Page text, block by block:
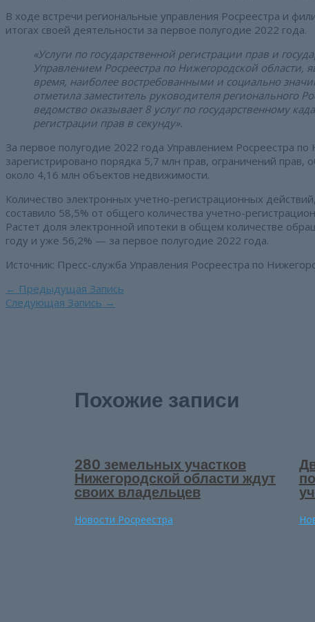
В ходе встречи региональные управления Росреестра и
итогах своей деятельности за первое полугодие 2022 года.
«Услуги по государственной регистрации прав и
Управлением Росреестра по Нижегородской
время, наиболее востребованными и социально
отметила заместитель руководителя регионального
ведомство оказывает 8 услуг по государственному
регистрации прав в секунду».
За первое полугодие 2022 года Управлением Росреестра
зарегистрировано порядка 5,7 млн прав, ограничений
около 4,16 млн объектов недвижимости.
Количество электронных учетно-регистрационных
составило 58,5% от общего количества учетно-
Растет доля электронной ипотеки в общем количестве
году и уже 56,2% — за первое полугодие 2022 года.
Источник: Пресс-служба Управления Росреестра по
Навигация
по
← Предыдущая Запись
Следующая Запись →
Похожие записи
280 земельных участков
Нижегородской области ждут
своих владельцев
Новости Росреестра